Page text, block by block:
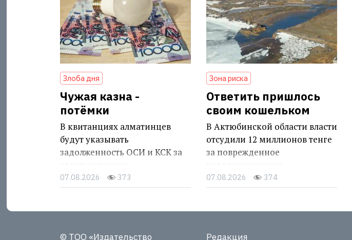
Злоба дня
Чужая казна -
потёмки
В квитанциях алматинцев
будут указывать
задолженность ОСИ и КСК за
07.08.2026 373
Зона риска
Ответить пришлось
своим кошельком
В Актюбинской области власти
отсудили 12 миллионов тенге
за поврежденное
07.08.2026 374
© ТОО «Издательство Редакция